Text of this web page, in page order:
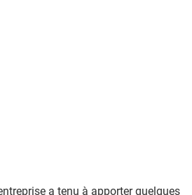
a tenu à apporter quelques